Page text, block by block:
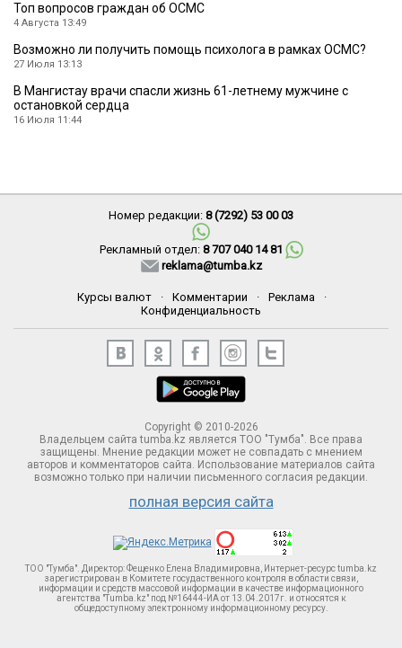
Топ вопросов граждан об ОСМС
4 Августа 13:49
Возможно ли получить помощь психолога в рамках ОСМС?
27 Июля 13:13
В Мангистау врачи спасли жизнь 61-летнему мужчине с
остановкой сердца
16 Июля 11:44
Номер редакции: 8 (7292) 53 00 03
Рекламный отдел: 8 707 040 14 81
reklama@tumba.kz
Курсы валют · Комментарии · Реклама
·
Конфиденциальность
Copyright © 2010-2026
Владельцем сайта tumba.kz является ТОО "Тумба". Все права
защищены. Мнение редакции может не совпадать с мнением
авторов и комментаторов сайта. Использование материалов сайта
возможно только при наличии письменного согласия редакции.
полная версия сайта
ТОО "Тумба". Директор: Фещенко Елена Владимировна, Интернет-ресурс tumba.kz
зарегистрирован в Комитете госудаственного контроля в области связи,
информации и средств массовой информации в качестве информационного
агентства "Tumba.kz" под №16444-ИА от 13.04.2017г. и относятся к
общедоступному электронному информационному ресурсу.